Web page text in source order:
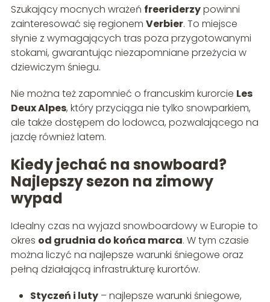
Szukający mocnych wrażeń freeriderzypowinni
zainteresować się regionem Verbier. To miejsce
słynie z wymagających tras poza przygotowanymi
stokami, gwarantując niezapomniane przeżycia w
dziewiczym śniegu.
Nie można też zapomnieć o francuskim kurorcie Les
Deux Alpes, który przyciąga nie tylko snowparkiem,
ale także dostępem do lodowca, pozwalającego na
jazdę również latem.
Kiedy jechać na snowboard?
Najlepszy sezon na zimowy
wypad
Idealny czas na wyjazd snowboardowy w Europie to
okres od grudnia do końca marca. W tym czasie
można liczyć na najlepsze warunki śniegowe oraz
pełną działającą infrastrukturę kurortów.
Styczeń i luty– najlepsze warunki śniegowe,